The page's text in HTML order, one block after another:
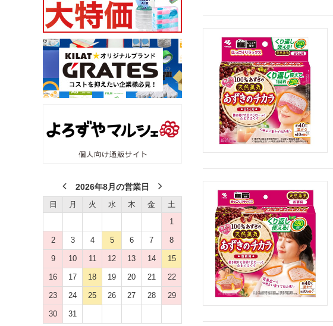
2026年8月の営業日
日 月 火 水 木 金
土
1
2 3 4 5 6 7 8
9 10 11 12 13 14 15
16 17 18 19 20 21 22
23 24 25 26 27 28 29
30 31